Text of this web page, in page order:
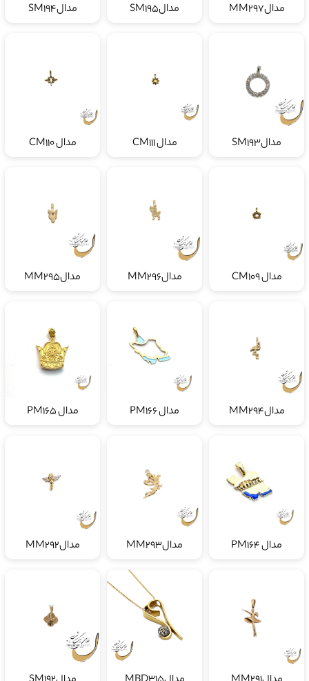
مدالMM297 مدالSM195 مدالSM194
مدالSM193 مدال CM111 مدال CM110
مدال CM109 مدالMM296 مدالMM295
مدالMM294 مدال PM166 مدال PM165
مدال PM164 مدالMM293 مدالMM292